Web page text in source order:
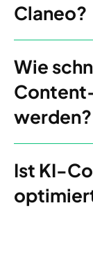
Claneo?
Wie
werden?
Ist KI-